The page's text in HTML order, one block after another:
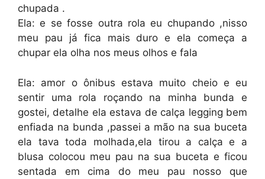
chupada .
Ela: e se fosse outra rola eu chupando ,nisso
meu pau já fica mais duro e ela começa a
chupar ela olha nos meus olhos e fala
Ela: amor o ônibus estava muito cheio e eu
sentir uma rola roçando na minha bunda e
gostei, detalhe ela estava de calça legging bem
enfiada na bunda ,passei a mão na sua buceta
ela tava toda molhada,ela tirou a calça e a
blusa colocou meu pau na sua buceta e ficou
sentada em cima do meu pau nosso que